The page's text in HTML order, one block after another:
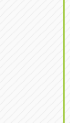
ア
愛
ア
愛
オ